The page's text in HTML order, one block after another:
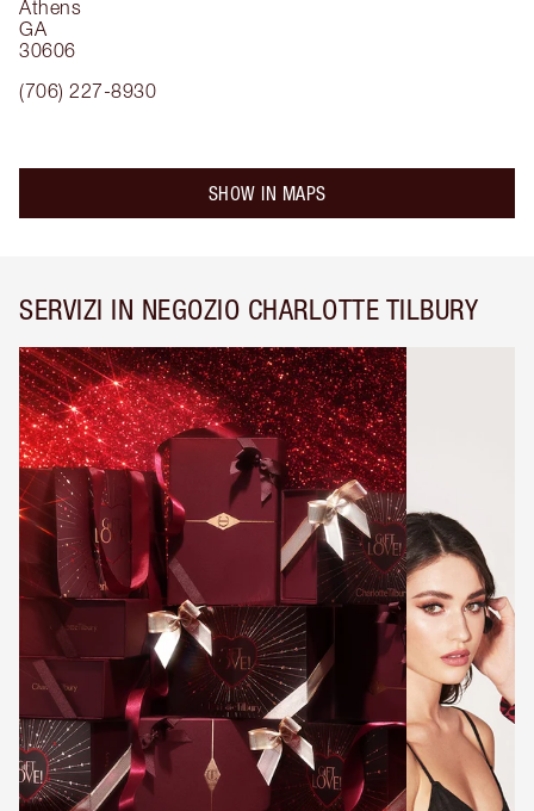
Athens
GA
30606
(706) 227-8930
SHOW IN MAPS
SERVIZI IN NEGOZIO CHARLOTTE TILBURY